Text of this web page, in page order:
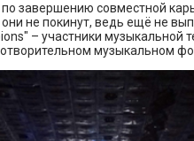
завершению совместной
не покинут, ведь ещё не
– участники музыкальной
музыкальном